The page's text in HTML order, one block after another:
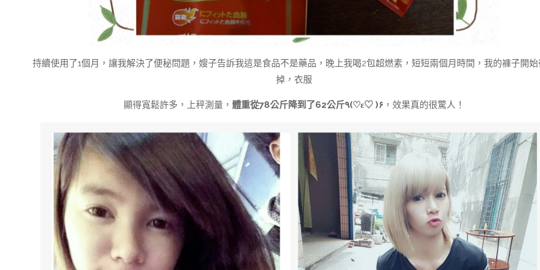
持續使用了1個月，讓我解決了便秘問題，嫂子告訴我這是食品不是藥品，晚上我喝2包超燃素，短短兩個月時間，我的褲子開
掉，衣服
顯得寬鬆許多，上秤測量， 體重從78公斤降到了62公斤٩(♡ε♡ )۶ ，效果真的很驚人！